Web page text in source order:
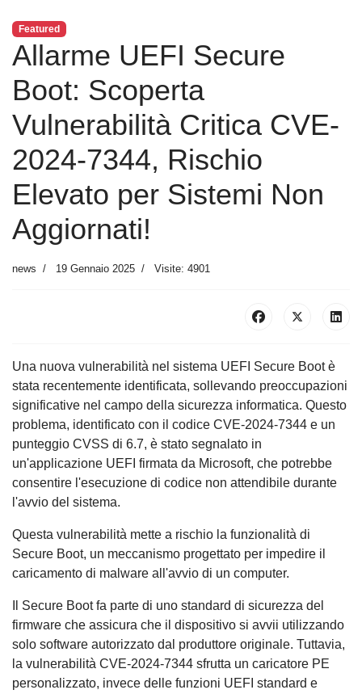
Featured
Allarme UEFI Secure
Boot: Scoperta
Vulnerabilità Critica CVE-
2024-7344, Rischio
Elevato per Sistemi Non
Aggiornati!
news 19 Gennaio 2025 Visite: 4901
Una nuova vulnerabilità nel sistema UEFI Secure Boot è
stata recentemente identificata, sollevando preoccupazioni
significative nel campo della sicurezza informatica. Questo
problema, identificato con il codice CVE-2024-7344 e un
punteggio CVSS di 6.7, è stato segnalato in
un'applicazione UEFI firmata da Microsoft, che potrebbe
consentire l'esecuzione di codice non attendibile durante
l'avvio del sistema.
Questa vulnerabilità mette a rischio la funzionalità di
Secure Boot, un meccanismo progettato per impedire il
caricamento di malware all'avvio di un computer.
Il Secure Boot fa parte di uno standard di sicurezza del
firmware che assicura che il dispositivo si avvii utilizzando
solo software autorizzato dal produttore originale. Tuttavia,
la vulnerabilità CVE-2024-7344 sfrutta un caricatore PE
personalizzato, invece delle funzioni UEFI standard e